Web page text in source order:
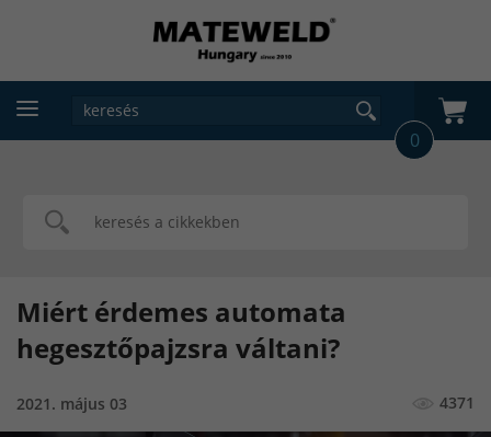
0
Miért érdemes automata
hegesztőpajzsra váltani?
2021. május 03 4371